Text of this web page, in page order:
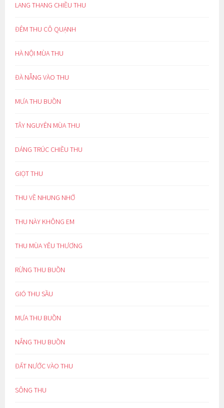
LANG THANG CHIỀU THU
ĐÊM THU CÔ QUẠNH
HÀ NỘI MÙA THU
ĐÀ NẴNG VÀO THU
MƯA THU BUỒN
TÂY NGUYÊN MÙA THU
DÁNG TRÚC CHIỀU THU
GIỌT THU
THU VỀ NHUNG NHỚ
THU NÀY KHÔNG EM
THU MÙA YÊU THƯƠNG
RỪNG THU BUỒN
GIÓ THU SẦU
MƯA THU BUỒN
NẮNG THU BUỒN
ĐẤT NƯỚC VÀO THU
SÔNG THU